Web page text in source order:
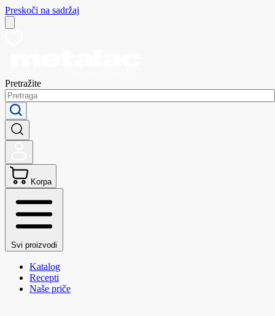
Preskoči na sadržaj
Pretražite
Korpa
Svi proizvodi
Katalog
Recepti
Naše priče